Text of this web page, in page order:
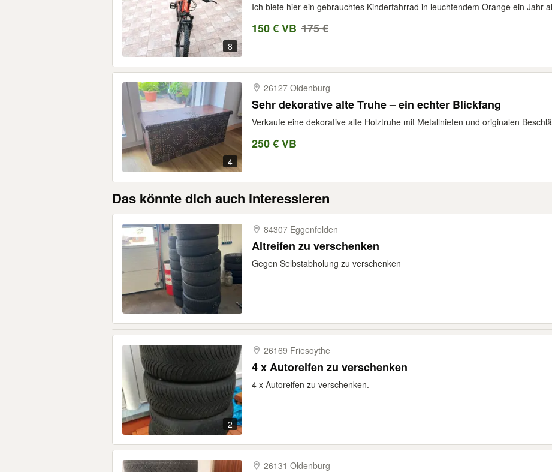
8
Ich biete hier ein gebrauchtes Kinderfahrrad in leuchtendem Orange ein Jahr
150 € VB 175 €
4
26127 Oldenburg
Sehr dekorative alte Truhe – ein echter Blickfang
Verkaufe eine dekorative alte Holztruhe mit Metallnieten und originalen
250 € VB
Das könnte dich auch interessieren
84307 Eggenfelden
Altreifen zu verschenken
Gegen Selbstabholung zu verschenken
2
26169 Friesoythe
4 x Autoreifen zu verschenken
4 x Autoreifen zu verschenken.
26131 Oldenburg